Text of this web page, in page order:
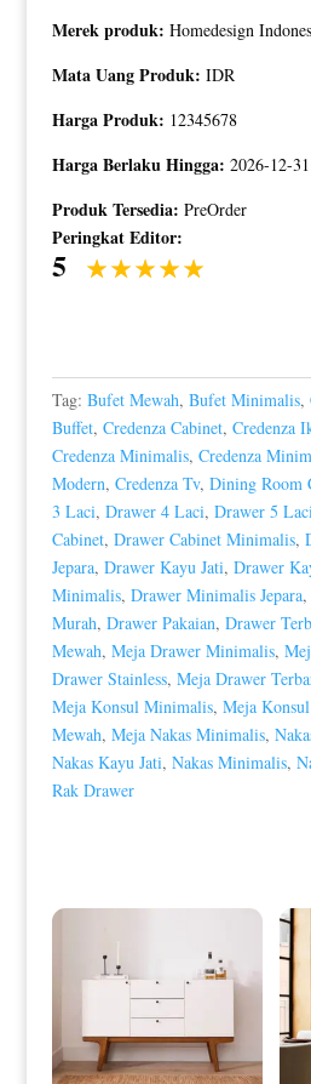
Merek produk: Homedesign
Mata Uang Produk: IDR
Harga Produk: 12345678
Harga Berlaku Hingga: 2026-12-31
Produk Tersedia: PreOrder
Peringkat Editor:
5
Tag: Bufet Mewah, Bufet Minimalis,
Buffet, Credenza Cabinet, Credenza
Credenza Minimalis, Credenza
Modern, Credenza Tv, Dining Room
3 Laci, Drawer 4 Laci, Drawer 5
Cabinet, Drawer Cabinet Minimalis,
Jepara, Drawer Kayu Jati, Drawer
Minimalis, Drawer Minimalis Jepara,
Murah, Drawer Pakaian, Drawer
Mewah, Meja Drawer Minimalis,
Drawer Stainless, Meja Drawer
Meja Konsul Minimalis, Meja
Mewah, Meja Nakas Minimalis,
Nakas Kayu Jati, Nakas Minimalis,
Rak Drawer